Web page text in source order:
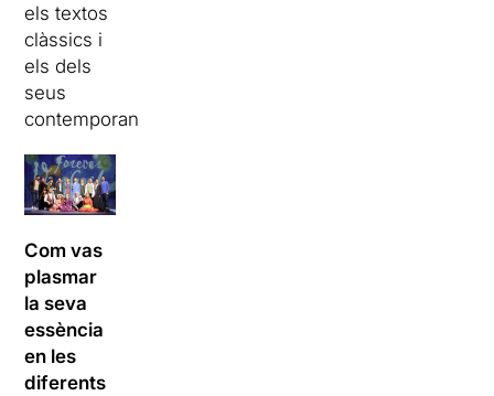
els textos
clàssics i
els dels
seus
contemporanis.
Com vas
plasmar
la seva
essència
en les
diferents